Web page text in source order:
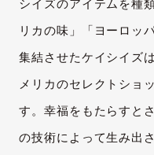
シイズのアイテムを種
リカの味」「ヨーロッ
集結させたケイシイズ
メリカのセレクトショ
す。幸福をもたらすと
の技術によって生み出